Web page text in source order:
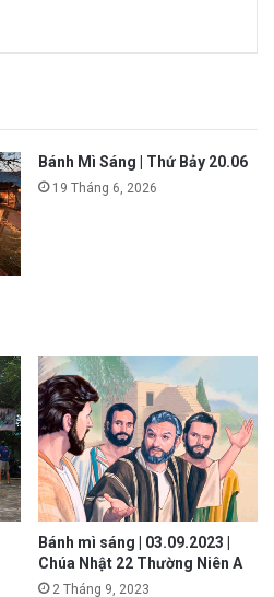
Bánh Mì Sáng | Thứ Bảy 20.06
19 Tháng 6, 2026
Bánh mì sáng | 03.09.2023 |
Chúa Nhật 22 Thường Niên A
2 Tháng 9, 2023